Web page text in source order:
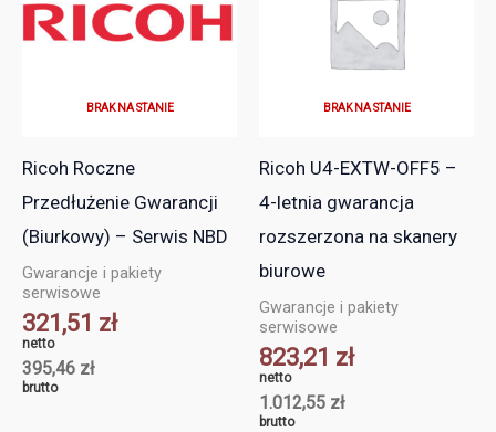
BRAK NA STANIE
Ricoh Roczne
Przedłużenie Gwarancji
(Biurkowy) – Serwis NBD
Gwarancje i pakiety
serwisowe
321,51 zł
netto
395,46 zł
brutto
BRAK NA STANIE
Ricoh U4-EXTW-OFF5 –
4-letnia gwarancja
rozszerzona na skanery
biurowe
Gwarancje i pakiety
serwisowe
823,21 zł
netto
1.012,55 zł
brutto